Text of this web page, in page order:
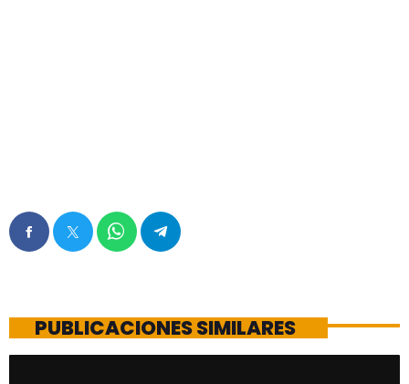
PUBLICACIONES SIMILARES